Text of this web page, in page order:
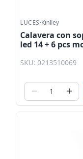
LUCES·Kinlley
Calavera con
led 14 + 6 pcs
SKU: 0213510069